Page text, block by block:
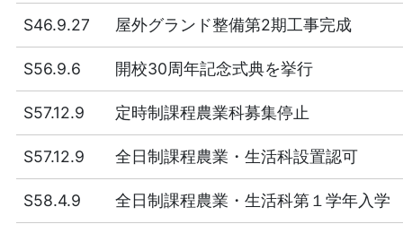
S46.9.27 屋外グランド整備第2期工事完成
S56.9.6 開校30周年記念式典を挙行
S57.12.9 定時制課程農業科募集停止
S57.12.9 全日制課程農業・生活科設置認可
S58.4.9 全日制課程農業・生活科第１学年入学